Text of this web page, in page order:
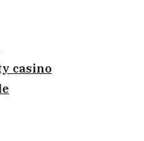
casino